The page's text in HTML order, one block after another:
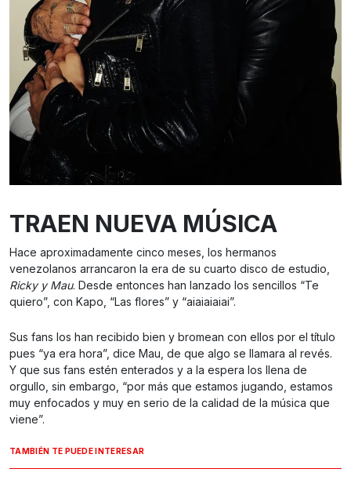
TRAEN NUEVA MÚSICA
Hace aproximadamente cinco meses, los hermanos
venezolanos arrancaron la era de su cuarto disco de estudio,
Ricky y Mau. Desde entonces han lanzado los sencillos “Te
quiero”, con Kapo, “Las flores” y “aiaiaiaiai”.
Sus fans los han recibido bien y bromean con ellos por el título
pues “ya era hora”, dice Mau, de que algo se llamara al revés.
Y que sus fans estén enterados y a la espera los llena de
orgullo, sin embargo, “por más que estamos jugando, estamos
muy enfocados y muy en serio de la calidad de la música que
viene”.
TAMBIÉN TE PUEDE INTERESAR